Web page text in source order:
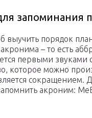
запоминания
выучить порядок
– то есть
первыми звуками
которое можно
сокращением.
акроним: